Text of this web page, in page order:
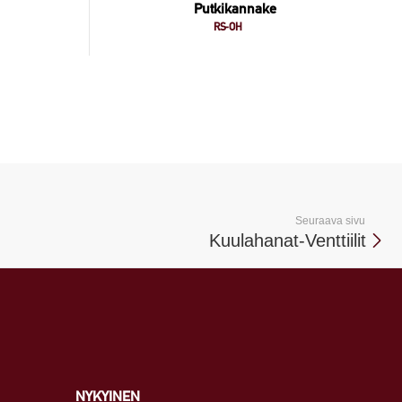
Putkikannake
RS-OH
Seuraava sivu
Kuulahanat-Venttiilit
NYKYINEN